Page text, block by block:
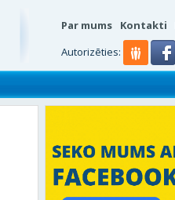
Par mums Kontakti
Autorizēties: